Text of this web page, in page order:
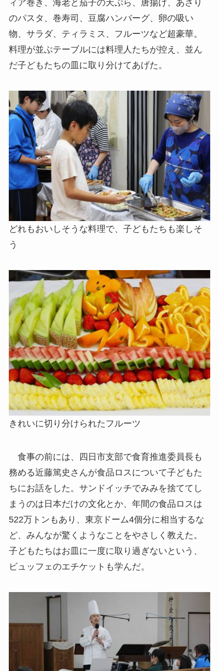
ィア巻き、海老と茄子の天ぷら、唐揚げ、あさり
のパスタ、巻寿司、豆腐ハンバーグ、卵の吸い
物、サラダ、ティラミス、フルーツなど超豪華。
料理が並ぶテーブルには料理人たちが控え、並ん
だ子どもたちの皿に取り分けてあげた。
どれもおいしそうな料理で、子どもたちも楽しそ
う
きれいに切り分けられたフルーツ
食事の前には、四日市支部で食育推進委員長も
務める近藤篤史さんが食品ロスについて子どもた
ちにお話をした。サンドイッチでみみを捨ててし
まうのは日本だけの文化とか、年間の食品ロスは
522万トンもあり、東京ドーム4個分に相当するな
ど、みんなが驚くようなことをやさしく教えた。
子どもたちはお皿に一度に取り過ぎないという、
ビュッフェのエチケットも学んだ。